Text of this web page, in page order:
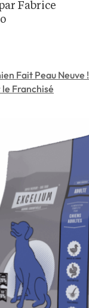
Fabrice
Fait Peau Neuve !
Franchisé